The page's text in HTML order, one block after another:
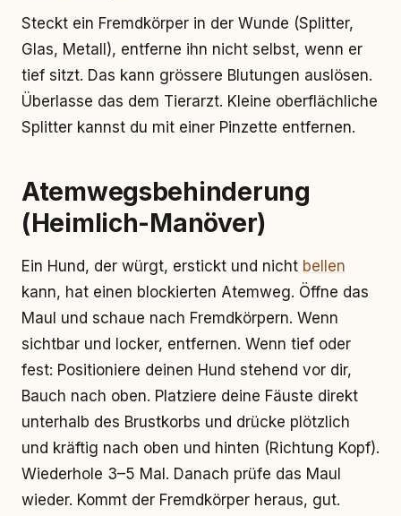
Steckt ein Fremdkörper in der Wunde (Splitter,
Glas, Metall), entferne ihn nicht selbst, wenn er
tief sitzt. Das kann grössere Blutungen auslösen.
Überlasse das dem Tierarzt. Kleine oberflächliche
Splitter kannst du mit einer Pinzette entfernen.
Atemwegsbehinderung
(Heimlich-Manöver)
Ein Hund, der würgt, erstickt und nicht bellen
kann, hat einen blockierten Atemweg. Öffne das
Maul und schaue nach Fremdkörpern. Wenn
sichtbar und locker, entfernen. Wenn tief oder
fest: Positioniere deinen Hund stehend vor dir,
Bauch nach oben. Platziere deine Fäuste direkt
unterhalb des Brustkorbs und drücke plötzlich
und kräftig nach oben und hinten (Richtung Kopf).
Wiederhole 3–5 Mal. Danach prüfe das Maul
wieder. Kommt der Fremdkörper heraus, gut.